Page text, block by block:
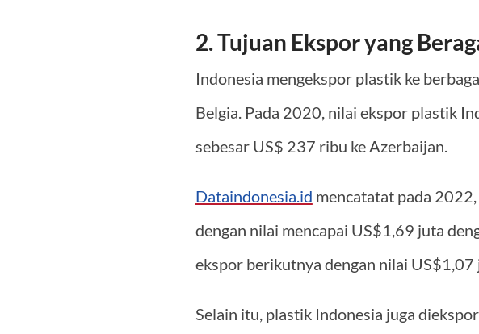
2. Tujuan Ekspor yang
Indonesia mengekspor plastik ke
Belgia. Pada 2020, nilai ekspor plastik
sebesar US$ 237 ribu ke Azerbaijan.
Dataindonesia.id mencatatat pada
dengan nilai mencapai US$1,69 juta
ekspor berikutnya dengan nilai
Selain itu, plastik Indonesia juga